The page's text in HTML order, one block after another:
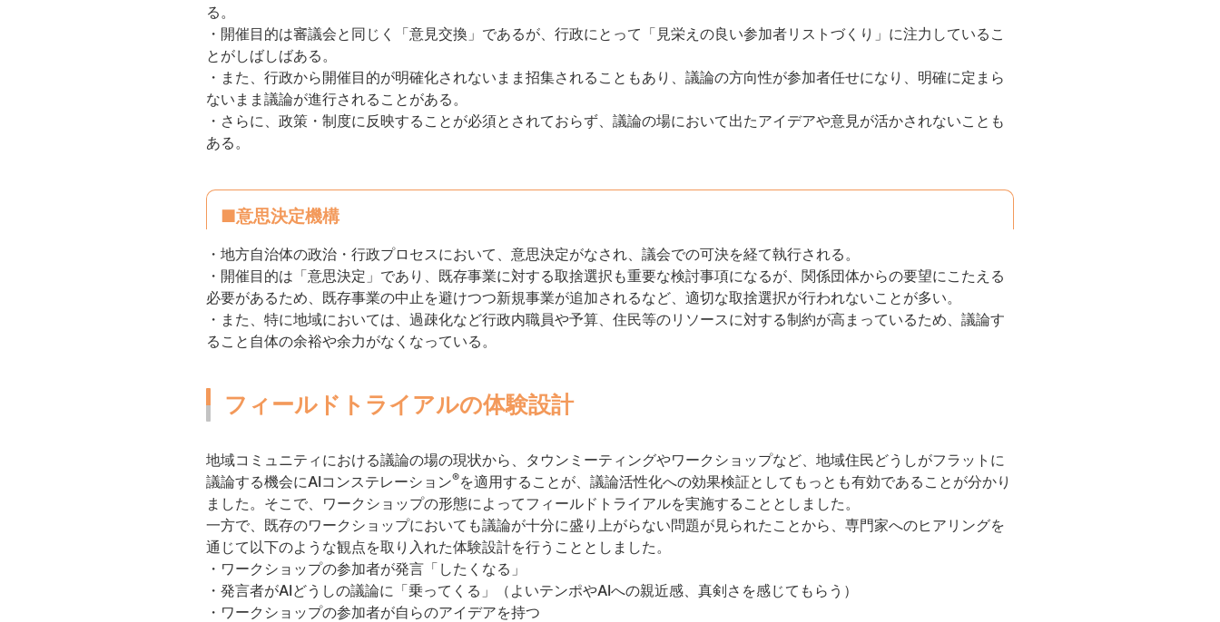
る。
・開催目的は審議会と同じく「意見交換」であるが、行政にとって「見栄えの良い参加者リストづくり」に注力しているこ
とがしばしばある。
・また、行政から開催目的が明確化されないまま招集されることもあり、議論の方向性が参加者任せになり、明確に定まら
ないまま議論が進行されることがある。
・さらに、政策・制度に反映することが必須とされておらず、議論の場において出たアイデアや意見が活かされないことも
ある。
■意思決定機構
・地方自治体の政治・行政プロセスにおいて、意思決定がなされ、議会での可決を経て執行される。
・開催目的は「意思決定」であり、既存事業に対する取捨選択も重要な検討事項になるが、関係団体からの要望にこたえる
必要があるため、既存事業の中止を避けつつ新規事業が追加されるなど、適切な取捨選択が行われないことが多い。
・また、特に地域においては、過疎化など行政内職員や予算、住民等のリソースに対する制約が高まっているため、議論す
ること自体の余裕や余力がなくなっている。
フィールドトライアルの体験設計
地域コミュニティにおける議論の場の現状から、タウンミーティングやワークショップなど、地域住民どうしがフラットに
議論する機会にAIコンステレーション®を適用することが、議論活性化への効果検証としてもっとも有効であることが分かり
ました。そこで、ワークショップの形態によってフィールドトライアルを実施することとしました。
一方で、既存のワークショップにおいても議論が十分に盛り上がらない問題が見られたことから、専門家へのヒアリングを
通じて以下のような観点を取り入れた体験設計を行うこととしました。
・ワークショップの参加者が発言「したくなる」
・発言者がAIどうしの議論に「乗ってくる」（よいテンポやAIへの親近感、真剣さを感じてもらう）
・ワークショップの参加者が自らのアイデアを持つ